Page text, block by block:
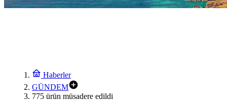
Haberler
GÜNDEM
775 ürün müsadere edildi